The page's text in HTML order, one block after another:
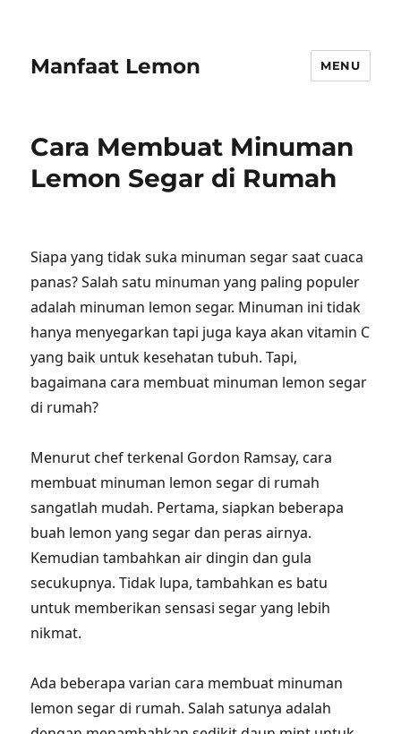
Manfaat Lemon MENU
Cara Membuat Minuman
Lemon Segar di Rumah
Siapa yang tidak suka minuman segar saat cuaca
panas? Salah satu minuman yang paling populer
adalah minuman lemon segar. Minuman ini tidak
hanya menyegarkan tapi juga kaya akan vitamin C
yang baik untuk kesehatan tubuh. Tapi,
bagaimana cara membuat minuman lemon segar
di rumah?
Menurut chef terkenal Gordon Ramsay, cara
membuat minuman lemon segar di rumah
sangatlah mudah. Pertama, siapkan beberapa
buah lemon yang segar dan peras airnya.
Kemudian tambahkan air dingin dan gula
secukupnya. Tidak lupa, tambahkan es batu
untuk memberikan sensasi segar yang lebih
nikmat.
Ada beberapa varian cara membuat minuman
lemon segar di rumah. Salah satunya adalah